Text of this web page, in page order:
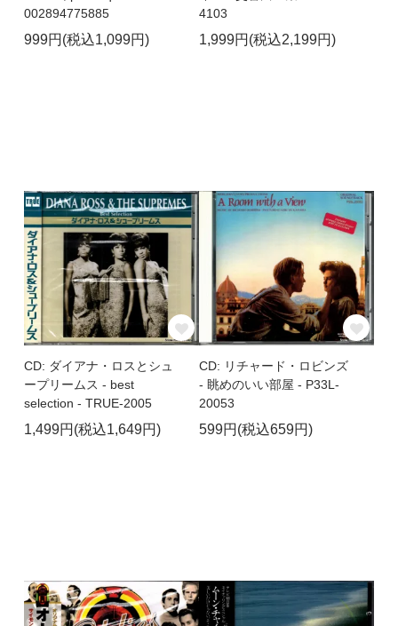
002894775885
999円(税込1,099円)
4103
1,999円(税込2,199円)
CD: ダイアナ・ロスとシュ
ープリームス - best
selection - TRUE-2005
1,499円(税込1,649円)
CD: リチャード・ロビンズ
- 眺めのいい部屋 - P33L-
20053
599円(税込659円)